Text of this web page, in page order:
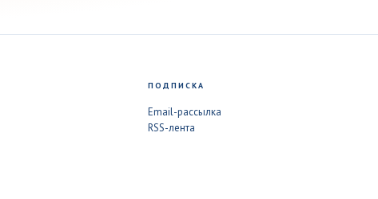
ПОДПИСКА
Email-рассылка
RSS-лента